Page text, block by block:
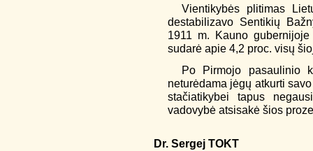
Vientikybės plitimas
destabilizavo Sentikių
1911 m. Kauno
sudarė apie 4,2 proc. visų
Po Pirmojo pasaulinio
neturėdama jėgų atkurti
stačiatikybei tapus
vadovybė atsisakė šios
Dr. Sergej TOKT